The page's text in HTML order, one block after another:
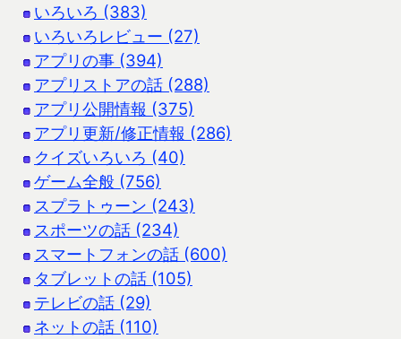
いろいろ (383)
いろいろレビュー (27)
アプリの事 (394)
アプリストアの話 (288)
アプリ公開情報 (375)
アプリ更新/修正情報 (286)
クイズいろいろ (40)
ゲーム全般 (756)
スプラトゥーン (243)
スポーツの話 (234)
スマートフォンの話 (600)
タブレットの話 (105)
テレビの話 (29)
ネットの話 (110)